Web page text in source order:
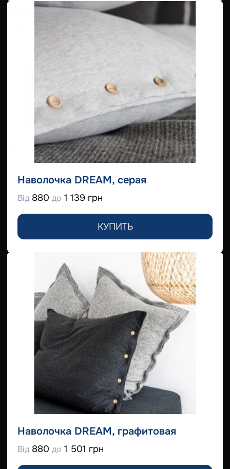
Наволочка DREAM, серая
Від 880 до 1 139 грн
КУПИТЬ
Наволочка DREAM, графитовая
Від 880 до 1 501 грн